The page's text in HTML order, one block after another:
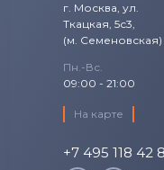
г. Москва, ул.
Ткацкая, 5с3,
(м. Семеновская)
Пн.-Вс.
09:00 - 21:00
На карте
+7 495 118 42